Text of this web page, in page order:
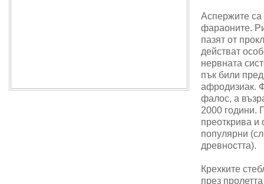
Аспержите
фараоните.
пазят от
действат
нервната
пък били
афродизиак.
фалос, а
2000 години.
преоткрива и
популярни
древността).
Крехките
през